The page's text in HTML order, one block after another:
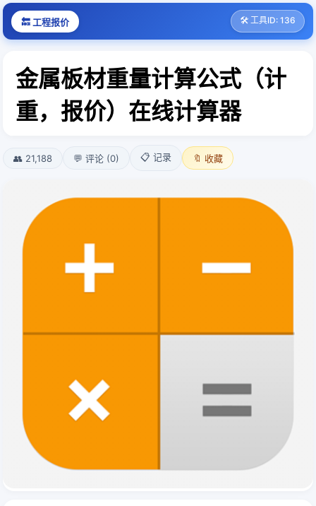
🔙 工程报价 🛠️ 工具ID: 136
金属板材重量计算公式（计
重，报价）在线计算器
👥 21,188 💬 评论 (0) 📋 记录 🔖 收藏